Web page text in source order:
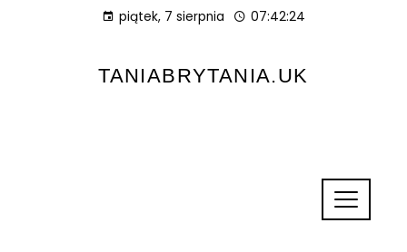
piątek, 7 sierpnia 07:42:26
TANIABRYTANIA.UK